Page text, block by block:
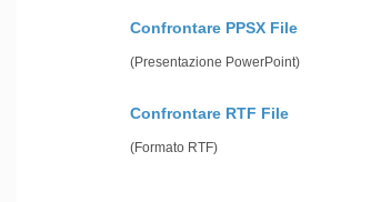
Confrontare PPSX File
(Presentazione PowerPoint)
Confrontare RTF File
(Formato RTF)